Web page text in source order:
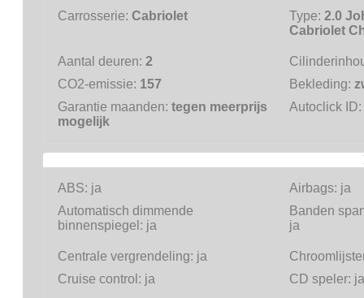
Carrosserie: Cabriolet Type: 2.0
Cabriolet
Aantal deuren: 2
CO2-emissie: 157 Bekleding:
Garantie maanden: tegen meerprijs
mogelijk
Autoclick ID:
ABS: ja Airbags: ja
Automatisch dimmende
binnenspiegel: ja
Banden
ja
Centrale vergrendeling: ja
Cruise control: ja CD speler: ja